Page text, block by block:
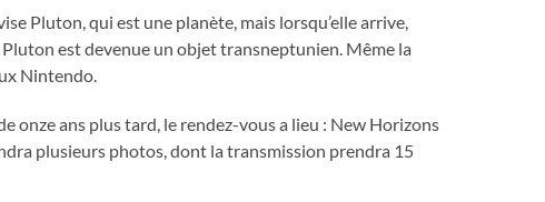
Pluton, qui est une planète, mais lorsqu’elle arrive,
est devenue un objet transneptunien. Même la
Nintendo.
onze ans plus tard, le rendez-vous a lieu : New Horizons
plusieurs photos, dont la transmission prendra 15